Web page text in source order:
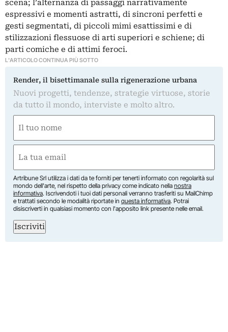
scena; l’alternanza di passaggi narrativamente
espressivi e momenti astratti, di sincroni perfetti e
gesti segmentati, di piccoli mimi esattissimi e di
stilizzazioni flessuose di arti superiori e schiene; di
parti comiche e di attimi feroci.
L'ARTICOLO CONTINUA PIÙ SOTTO
Render, il bisettimanale sulla rigenerazione urbana
Nuovi progetti, tendenze, strategie virtuose, storie
da tutto il mondo, interviste e molto altro.
(Obbligatorio)
Nome
(Obbligatorio)
Artribune Srl utilizza i dati da te forniti per tenerti informato con regolarità sul
mondo dell'arte, nel rispetto della privacy come indicato nella nostra
informativa. Iscrivendoti i tuoi dati personali verranno trasferiti su MailChimp
e trattati secondo le modalità riportate in questa informativa. Potrai
disiscriverti in qualsiasi momento con l'apposito link presente nelle email.
Iscriviti